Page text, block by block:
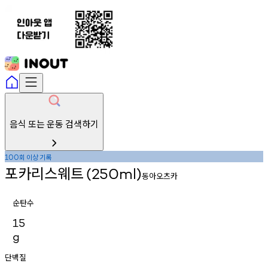
음식 또는 운동 검색하기
100회 이상기록
포카리스웨트(250ml)동아오츠카
순탄수
15
g
단백질